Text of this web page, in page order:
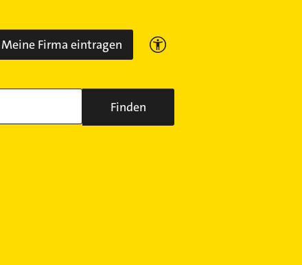
Meine Firma eintragen
Finden